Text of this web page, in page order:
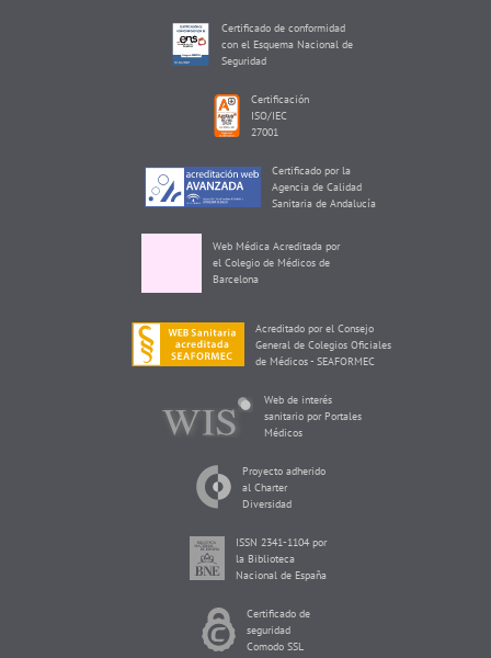
Certificado de conformidad
con el Esquema Nacional de
Seguridad
Certificación
ISO/IEC
27001
Certificado por la
Agencia de Calidad
Sanitaria de Andalucía
Web Médica Acreditada por
el Colegio de Médicos de
Barcelona
Acreditado por el Consejo
General de Colegios Oficiales
de Médicos - SEAFORMEC
Web de interés
sanitario por Portales
Médicos
Proyecto adherido
al Charter
Diversidad
ISSN 2341-1104 por
la Biblioteca
Nacional de España
Certificado de
seguridad
Comodo SSL